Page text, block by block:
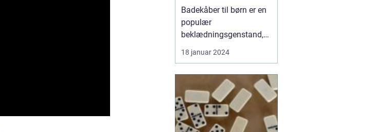
Badekåber til børn er en
populær
beklædningsgenstand,
der tilbyder både
komfort og stil. Uanset
forfriskende svømmetur,
et behageligt bad eller
bare som en hyggelig
påklædning derhjemme,
18 januar 2024